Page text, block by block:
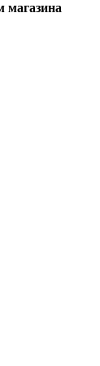
магазина